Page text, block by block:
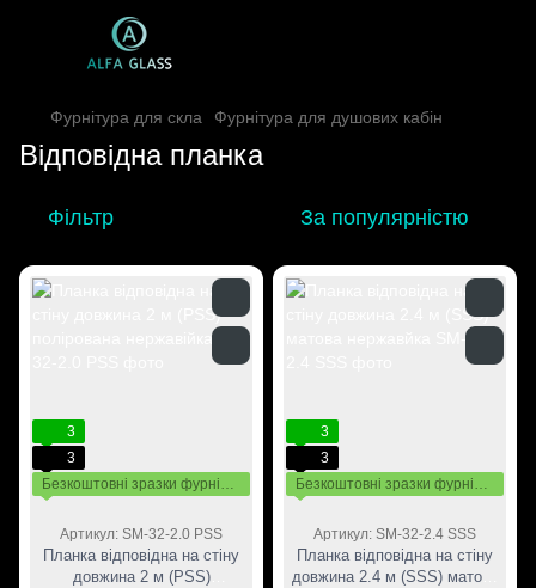
Фурнітура для скла Фурнітура для душових кабін
Відповідна планка
Фільтр За популярністю
3
3
Безкоштовні зразки фурнітури
Артикул: SM-32-2.0 PSS
Планка відповідна на стіну
довжина 2 м (PSS)
3
3
Безкоштовні зразки фурнітури
Артикул: SM-32-2.4 SSS
Планка відповідна на стіну
довжина 2.4 м (SSS) матова